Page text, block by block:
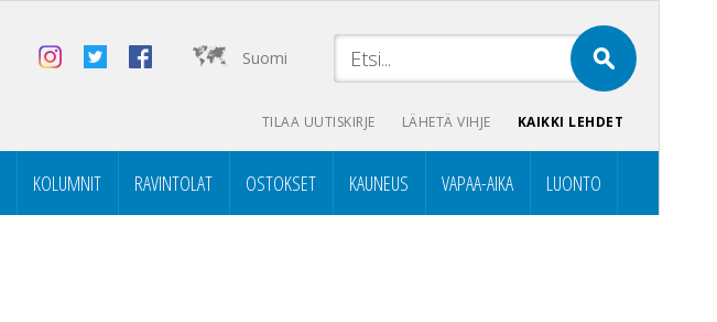
Suomi
TILAA UUTISKIRJE LÄHETÄ VIHJE KAIKKI LEHDET
KOLUMNIT RAVINTOLAT OSTOKSET KAUNEUS VAPAA-AIKA LUONTO